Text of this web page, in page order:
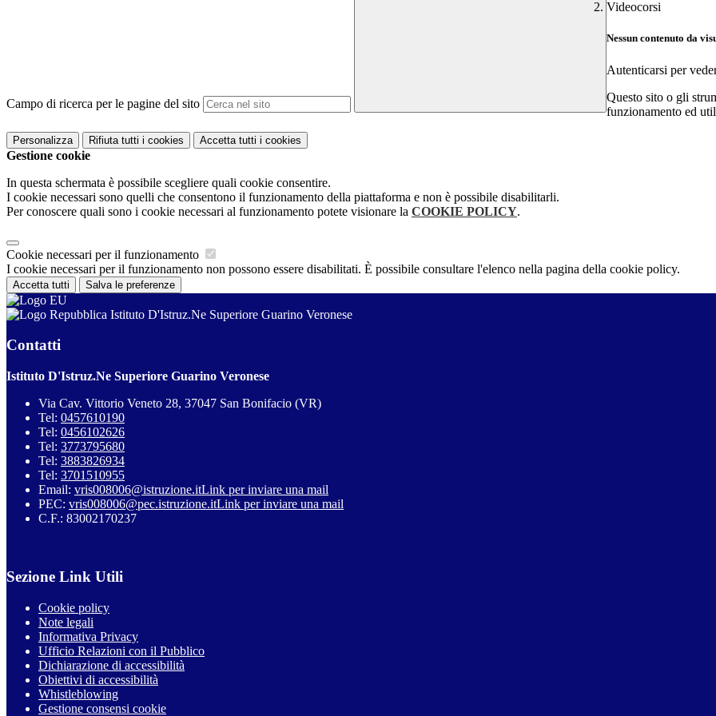
Campo di ricerca per le pagine del sito
Videocorsi
Nessun contenuto da
Autenticarsi per
Questo sito o gli
funzionamento ed
Personalizza Rifiuta tutti i cookies Accetta tutti i cookies
Gestione cookie
In questa schermata è possibile scegliere quali cookie consentire.
I cookie necessari sono quelli che consentono il funzionamento della piattaforma e non è possibile disabilitarli.
Per conoscere quali sono i cookie necessari al funzionamento potete visionare la COOKIE POLICY.
Cookie necessari per il funzionamento
I cookie necessari per il funzionamento non possono essere disabilitati. È possibile consultare l'elenco nella pagina della cookie policy.
Accetta tutti Salva le preferenze
Istituto D'Istruz.Ne Superiore Guarino Veronese
Contatti
Istituto D'Istruz.Ne Superiore Guarino Veronese
Via Cav. Vittorio Veneto 28, 37047 San Bonifacio (VR)
Tel: 0457610190
Tel: 0456102626
Tel: 3773795680
Tel: 3883826934
Tel: 3701510955
Email: vris008006@istruzione.itLink per inviare una mail
PEC: vris008006@pec.istruzione.itLink per inviare una mail
C.F.: 83002170237
Sezione Link Utili
Cookie policy
Note legali
Informativa Privacy
Ufficio Relazioni con il Pubblico
Dichiarazione di accessibilità
Obiettivi di accessibilità
Whistleblowing
Gestione consensi cookie